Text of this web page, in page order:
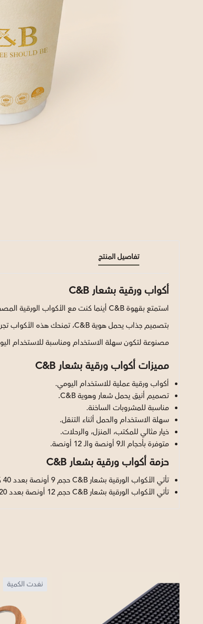
تفاصيل المنتج
أكواب ورقية بشعار C&B
استمتع بقهوة C&B أينما كنت مع الأكواب الورقية المصممة بشعار العلامة التجارية، التي تجمع بين العملية والأناقة في كل استخدام.
بتصميم جذاب يحمل هوية C&B، تمنحك هذه الأكواب تجربة تقديم مميزة وتحافظ على لمسة احترافية سواء في المنزل، العمل، الرحلات، أو أثناء التنقل.
مصنوعة لتكون سهلة الاستخدام ومناسبة للاستخدام
مميزات أكواب ورقية بشعار C&B
أكواب ورقية عملية للاستخدام اليومي.
تصميم أنيق يحمل شعار وهوية C&B.
مناسبة للمشروبات الساخنة.
سهلة الاستخدام والحمل أثناء التنقل.
خيار مثالي للمكتب، المنزل، والرحلات.
متوفرة بأحجام الــ9 أونصة والــ 12 أونصة.
حزمة أكواب ورقية بشعار C&B
تأتي الأكواب الورقية بشعار C&B حجم 9 أونصة بعدد 40 كوب للحزمة الواحدة.
تأتي الأكواب الورقية بشعار C&B حجم 12 أونصة بعدد 20 كوب للحزمة الواحدة.
نفدت الكمية